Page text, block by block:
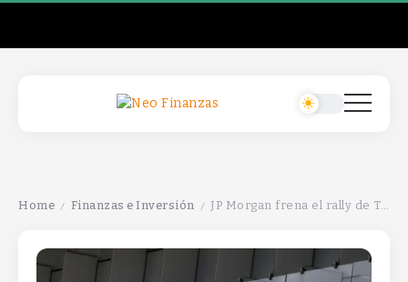
Home / Finanzas e Inversión / JP Morgan frena el rally de Telefónica, señalando que ya no hay potencial en la bolsa.